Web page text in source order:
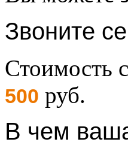
Звоните
Стоимость
500 руб.
В чем